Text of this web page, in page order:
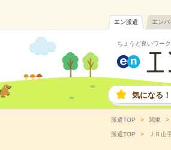
エン派遣 エンバ
ちょうど良いワー
気になる
派遣TOP 関東
派遣TOP ＪＲ山